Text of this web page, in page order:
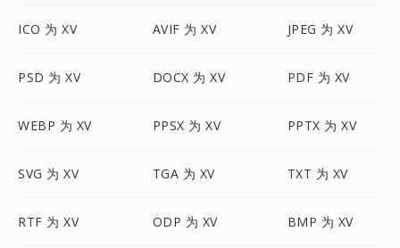
ICO 为 XV AVIF 为 XV JPEG 为 XV
PSD 为 XV DOCX 为 XV PDF 为 XV
WEBP 为 XV PPSX 为 XV PPTX 为 XV
SVG 为 XV TGA 为 XV TXT 为 XV
RTF 为 XV ODP 为 XV BMP 为 XV